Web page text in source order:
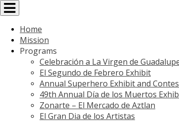
Toggle
navigation
Home
Mission
Programs
Celebración a La Virgen de
El Segundo de Febrero Exhibit
Annual Superhero Exhibit and
49th Annual Día de los Muertos
Zonarte – El Mercado de Aztlan
El Gran Dia de los Artistas